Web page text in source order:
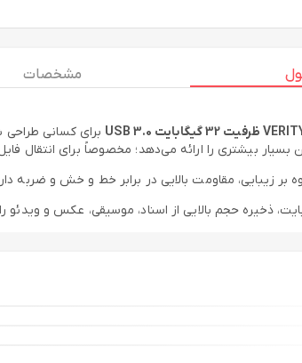
مشخصات
برای کسانی طراحی
بر زیبایی، مقاومت بالایی در برابر خط و خش و ضربه